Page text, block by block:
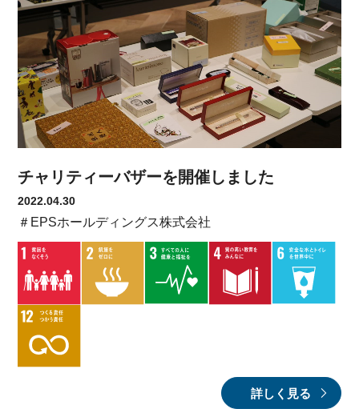
チャリティーバザーを開催しました
2022.04.30
＃EPSホールディングス株式会社
詳しく見る